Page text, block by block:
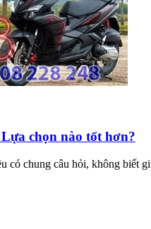
chọn nào tốt hơn?
có chung câu hỏi, không biết